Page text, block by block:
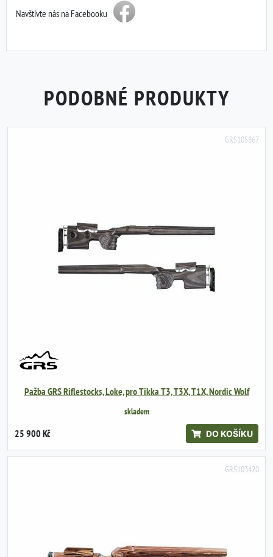
Navštivte nás na Facebooku
PODOBNÉ PRODUKTY
GRS105867
Pažba GRS Riflestocks, Loke, pro Tikka T3, T3X, T1X, Nordic Wolf
skladem
25 900 Kč DO KOŠÍKU
GRS103420